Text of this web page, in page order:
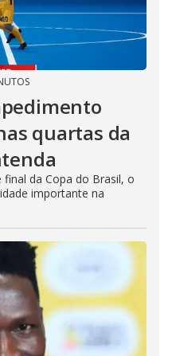
quartas da
da Copa do Brasil, o
importante na